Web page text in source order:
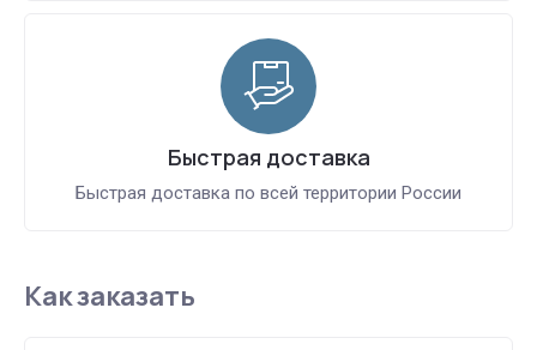
Быстрая доставка
Быстрая доставка по всей территории России
Как заказать